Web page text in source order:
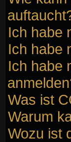
Ich habe
Ich habe
Ich habe
Was ist
Warum
Wozu ist